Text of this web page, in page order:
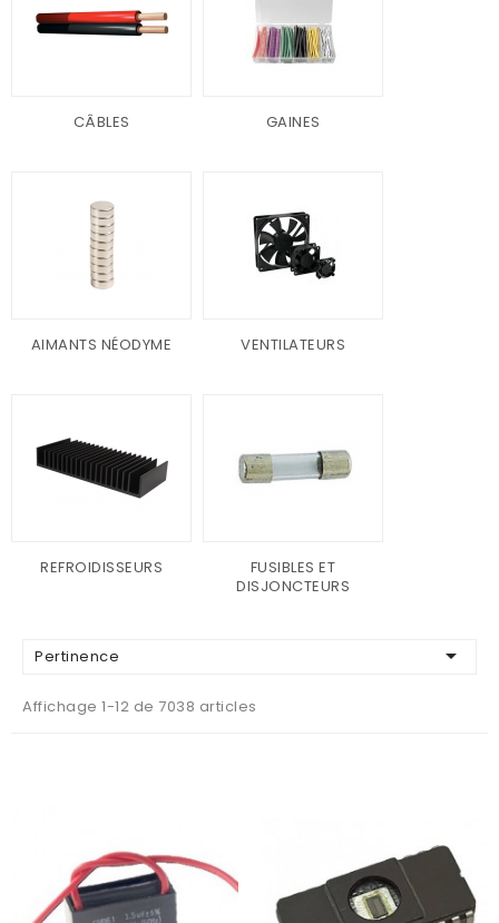
CÂBLES GAINES
AIMANTS NÉODYME VENTILATEURS
REFROIDISSEURS
FUSIBLES ET
DISJONCTEURS
Pertinence 
Affichage 1-12 de 7038 articles